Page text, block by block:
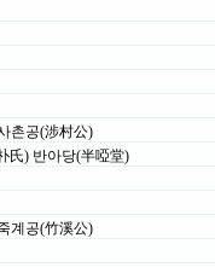
촌공(涉村公)
氏) 반아당(半啞堂)
계공(竹溪公)